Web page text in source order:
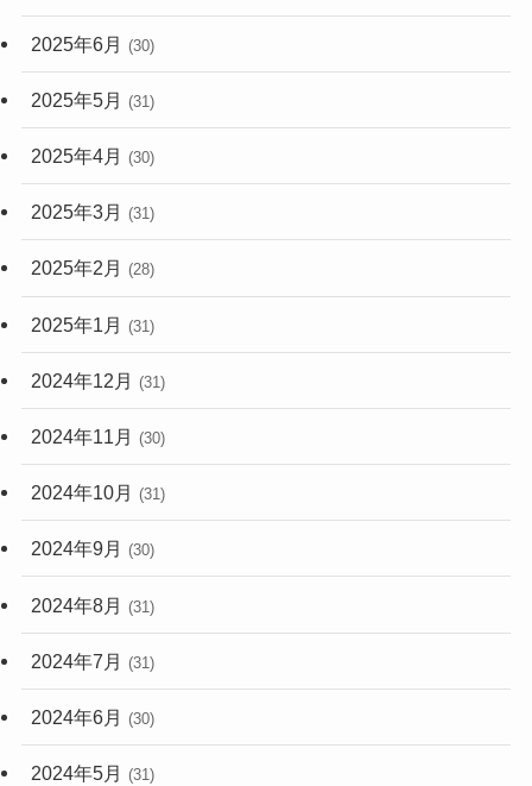
2025年6月 (30)
2025年5月 (31)
2025年4月 (30)
2025年3月 (31)
2025年2月 (28)
2025年1月 (31)
2024年12月 (31)
2024年11月 (30)
2024年10月 (31)
2024年9月 (30)
2024年8月 (31)
2024年7月 (31)
2024年6月 (30)
2024年5月 (31)